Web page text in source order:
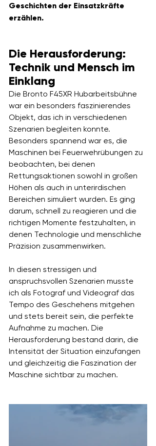
Geschichten der Einsatzkräfte
erzählen.
Die Herausforderung:
Technik und Mensch im
Einklang
Die Bronto F45XR Hubarbeitsbühne
war ein besonders faszinierendes
Objekt, das ich in verschiedenen
Szenarien begleiten konnte.
Besonders spannend war es, die
Maschinen bei Feuerwehrübungen zu
beobachten, bei denen
Rettungsaktionen sowohl in großen
Höhen als auch in unterirdischen
Bereichen simuliert wurden. Es ging
darum, schnell zu reagieren und die
richtigen Momente festzuhalten, in
denen Technologie und menschliche
Präzision zusammenwirken.
In diesen stressigen und
anspruchsvollen Szenarien musste
ich als Fotograf und Videograf das
Tempo des Geschehens mitgehen
und stets bereit sein, die perfekte
Aufnahme zu machen. Die
Herausforderung bestand darin, die
Intensität der Situation einzufangen
und gleichzeitig die Faszination der
Maschine sichtbar zu machen.